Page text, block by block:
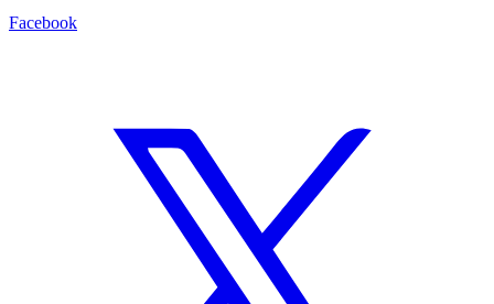
Facebook